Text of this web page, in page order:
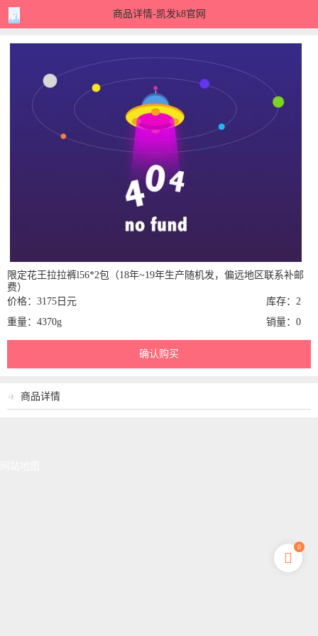
商品详情-凯发k8官网
限定花王拉拉裤l56*2包（18年~19年生产随机发，偏远地区联系补邮
费）
价格：3175日元
库存：2
重量：4370g
销量：0
商品详情
0